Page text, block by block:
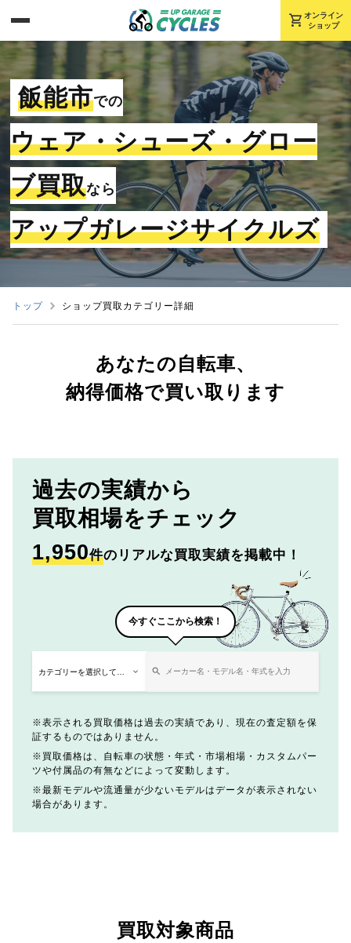
shopping_cart オンライン
ショップ
飯能市での
ウェア・シューズ・グロー
ブ買取なら
アップガレージサイクルズ
トップ ショップ買取カテゴリー詳細
あなたの自転車、
納得価格で買い取ります
過去の実績から
買取相場をチェック
1,950件のリアルな買取実績を掲載中！
今すぐここから検索！
表示される買取価格は過去の実績であり、現在の査定額を保
証するものではありません。
買取価格は、自転車の状態・年式・市場相場・カスタムパー
ツや付属品の有無などによって変動します。
最新モデルや流通量が少ないモデルはデータが表示されない
場合があります。
買取対象商品